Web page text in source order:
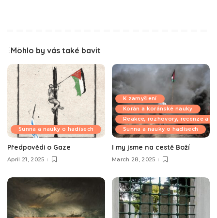
Mohlo by vás také bavit
Sunna a nauky o hadísech
Předpovědi o Gaze
April 21, 2025
K zamyšlení
Korán a koránské nauky
Reakce, rozhovory, recenze a
Sunna a nauky o hadísech
I my jsme na cestě Boží
March 28, 2025